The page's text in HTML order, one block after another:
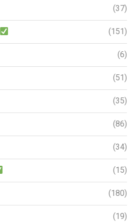
(37)
(151)
(6)
(51)
(35)
(86)
(34)
(15)
(180)
(19)